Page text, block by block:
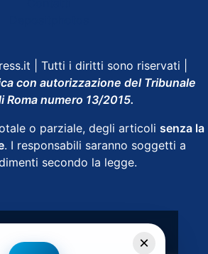
| Tutti i diritti sono riservati |
con autorizzazione del Tribunale
Roma numero 13/2015.
o parziale, degli articoli senza la
. I responsabili saranno soggetti a
secondo la legge.
×